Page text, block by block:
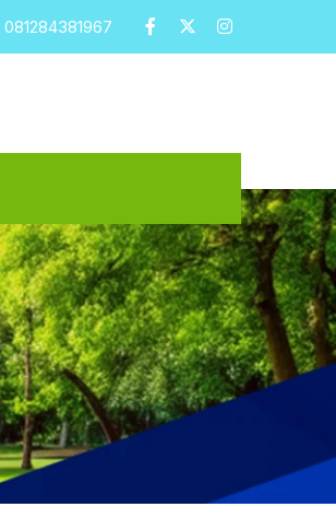
081284381967